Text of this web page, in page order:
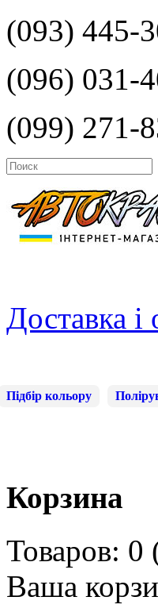
(093) 445-
(096) 031-
(099) 271-
Доставка і
Підбір кольору
Корзина
Товаров: 0
Ваша